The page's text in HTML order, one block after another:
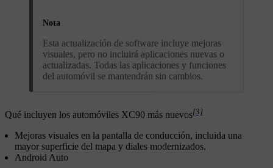
Nota
Esta actualización de software incluye mejoras
visuales, pero no incluirá aplicaciones nuevas o
actualizadas. Todas las aplicaciones y funciones
del automóvil se mantendrán sin cambios.
Qué incluyen los automóviles XC90 más nuevos[3]
Mejoras visuales en la pantalla de conducción, incluida una
mayor superficie del mapa y diales modernizados.
Android Auto